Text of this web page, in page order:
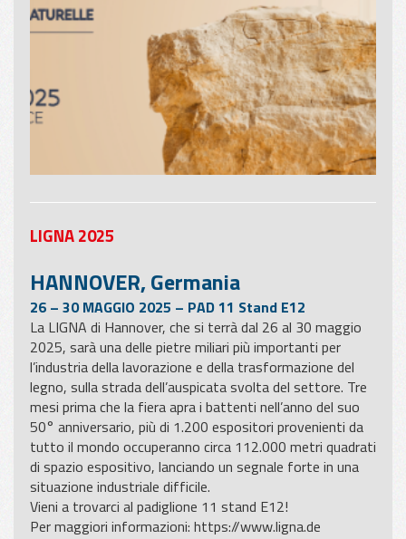
LIGNA 2025
HANNOVER, Germania
26 – 30 MAGGIO 2025 – PAD 11 Stand E12
La LIGNA di Hannover, che si terrà dal 26 al 30 maggio
2025, sarà una delle pietre miliari più importanti per
l’industria della lavorazione e della trasformazione del
legno, sulla strada dell’auspicata svolta del settore. Tre
mesi prima che la fiera apra i battenti nell’anno del suo
50° anniversario, più di 1.200 espositori provenienti da
tutto il mondo occuperanno circa 112.000 metri quadrati
di spazio espositivo, lanciando un segnale forte in una
situazione industriale difficile.
Vieni a trovarci al padiglione 11 stand E12!
Per maggiori informazioni: https://www.ligna.de